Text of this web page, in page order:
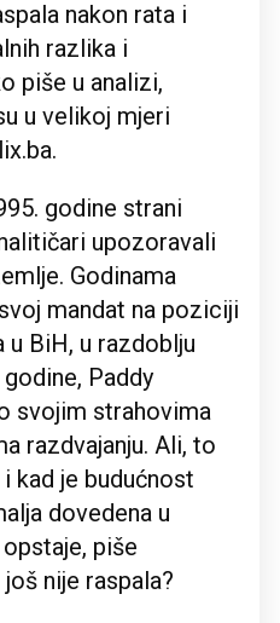
nakon rata i
razlika i
piše u analizi,
u velikoj mjeri
godine strani
upozoravali
Godinama
mandat na poziciji
BiH, u razdoblju
Paddy
svojim strahovima
razdvajanju. Ali, to
kad je budućnost
dovedena u
piše
nije raspala?